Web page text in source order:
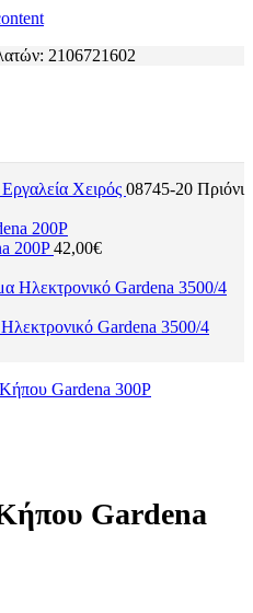
2106721602
Εργαλεία Χειρός 08745-20 Πριόνι
200P42,00€
Gardena 3500/4
Gardena